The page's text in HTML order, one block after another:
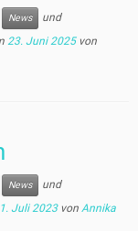
News
und
23. Juni 2025 von
News
und
Juli 2023 vonAnnika